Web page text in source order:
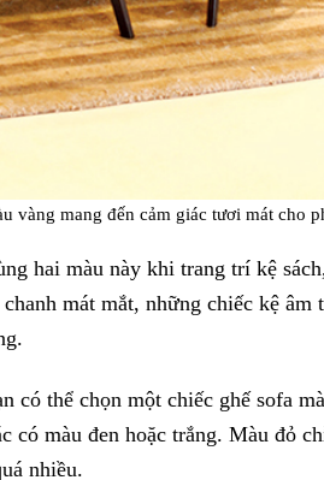
vàng mang đến cảm giác tươi mát cho
hai màu này khi trang trí kệ
mát mắt, những chiếc kệ âm
có thể chọn một chiếc ghế sofa
có màu đen hoặc trắng. Màu đỏ
nhiều.